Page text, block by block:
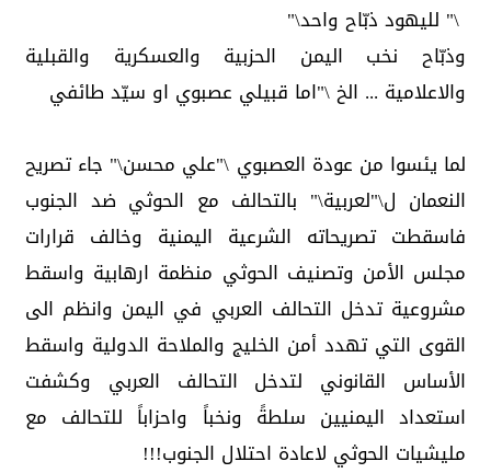
\" لليهود ذبّاح واحد\"
وذبّاح نخب اليمن الحزبية والعسكرية والقبلية
والاعلامية ... الخ \"اما قبيلي عصبوي او سيّد طائفي
لما يئسوا من عودة العصبوي \"علي محسن\" جاء تصريح
النعمان ل\"لعربية\" بالتحالف مع الحوثي ضد الجنوب
فاسقطت تصريحاته الشرعية اليمنية وخالف قرارات
مجلس الأمن وتصنيف الحوثي منظمة ارهابية واسقط
مشروعية تدخل التحالف العربي في اليمن وانظم الى
القوى التي تهدد أمن الخليج والملاحة الدولية واسقط
الأساس القانوني لتدخل التحالف العربي وكشفت
استعداد اليمنيين سلطةً ونخباً واحزاباً للتحالف مع
مليشيات الحوثي لاعادة احتلال الجنوب!!!